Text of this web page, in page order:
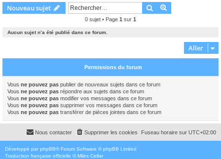
Nouveau sujet Rechercher
0 sujet • Page 1 sur 1
Aucun sujet n’a été publié dans ce forum.
Aller
Permissions du forum
Vous ne pouvez pas publier de nouveaux sujets dans ce forum
Vous ne pouvez pas répondre aux sujets dans ce forum
Vous ne pouvez pas modifier vos messages dans ce forum
Vous ne pouvez pas supprimer vos messages dans ce forum
Vous ne pouvez pas transférer de pièces jointes dans ce forum
Fuseau horaire sur UTC+02:00
Supprimer les cookies
Nous contacter
Développé par phpBB® Forum Software © phpBB Limited
Traduction française officielle ©Miles Cellar